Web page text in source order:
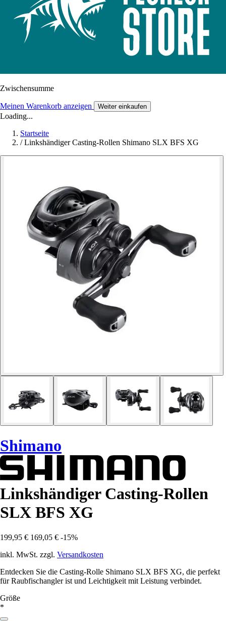
Zwischensumme
Meinen Warenkorb anzeigen Weiter einkaufen
Loading...
Startseite
/ Linkshändiger Casting-Rollen Shimano SLX BFS XG
Shimano
Linkshändiger Casting-Rollen
SLX BFS XG
199,95 € 169,05 € -15%
inkl. MwSt. zzgl. Versandkosten
Entdecken Sie die Casting-Rolle Shimano SLX BFS XG, die perfekt
für Raubfischangler ist und Leichtigkeit mit Leistung verbindet.
Größe
*